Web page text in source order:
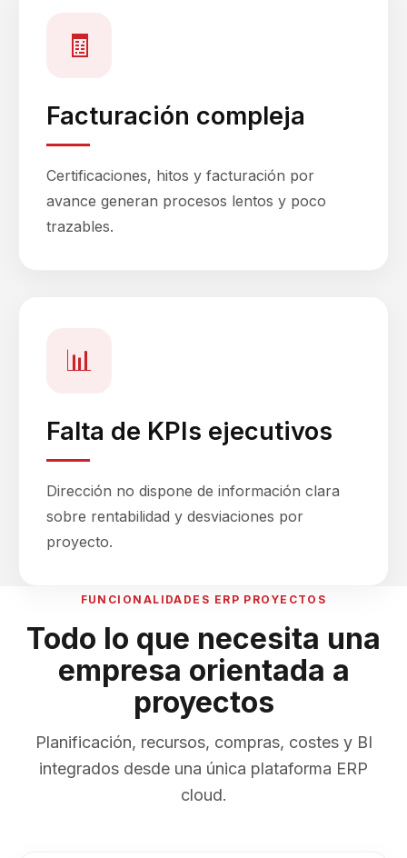
🧾
Facturación compleja
Certificaciones, hitos y facturación por
avance generan procesos lentos y poco
trazables.
📊
Falta de KPIs ejecutivos
Dirección no dispone de información clara
sobre rentabilidad y desviaciones por
proyecto.
FUNCIONALIDADES ERP PROYECTOS
Todo lo que necesita una
empresa orientada a
proyectos
Planificación, recursos, compras, costes y BI
integrados desde una única plataforma ERP
cloud.